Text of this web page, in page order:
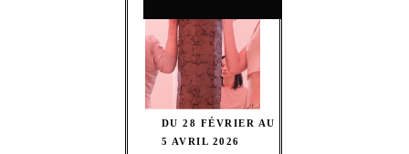
DU 28 FÉVRIER AU
5 AVRIL 2026